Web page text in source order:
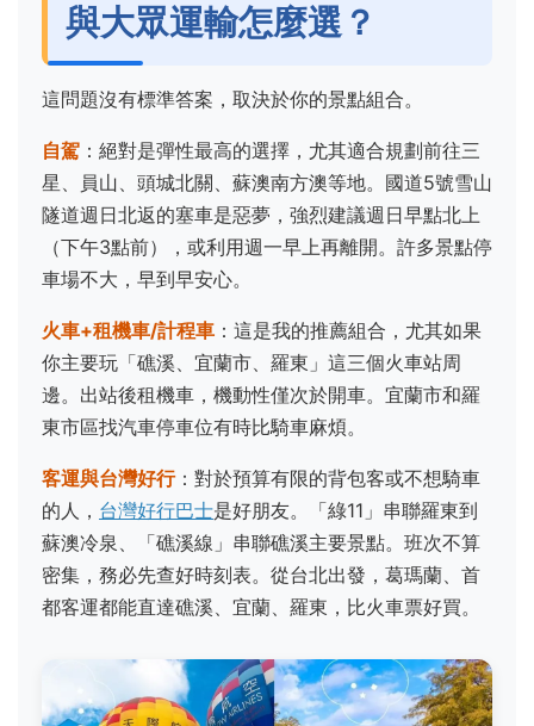
與大眾運輸怎麼選？
這問題沒有標準答案，取決於你的景點組合。
自駕 ：絕對是彈性最高的選擇，尤其適合規劃前往三
星、員山、頭城北關、蘇澳南方澳等地。國道5號雪山
隧道週日北返的塞車是惡夢，強烈建議週日早點北上
（下午3點前），或利用週一早上再離開。許多景點停
車場不大，早到早安心。
火車+租機車/計程車 ：這是我的推薦組合，尤其如果
你主要玩「礁溪、宜蘭市、羅東」這三個火車站周
邊。出站後租機車，機動性僅次於開車。宜蘭市和羅
東市區找汽車停車位有時比騎車麻煩。
客運與台灣好行：對於預算有限的背包客或不想騎車
的人， 台灣好行巴士是好朋友。「綠11」串聯羅東到
蘇澳冷泉、「礁溪線」串聯礁溪主要景點。班次不算
密集，務必先查好時刻表。從台北出發，葛瑪蘭、首
都客運都能直達礁溪、宜蘭、羅東，比火車票好買。